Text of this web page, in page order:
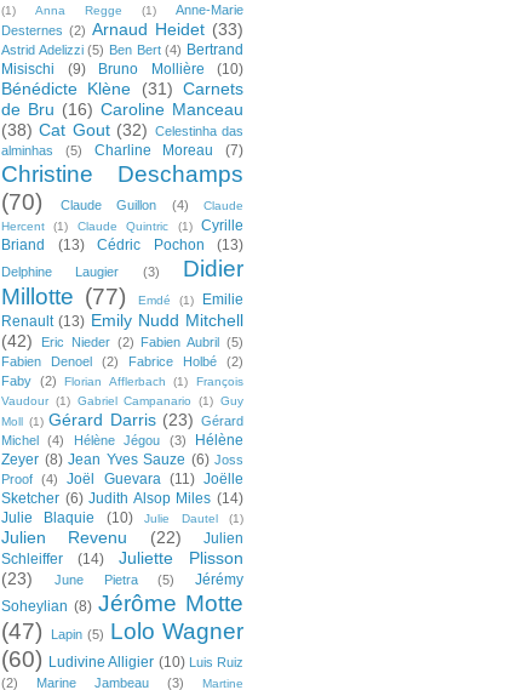
(1)
Anna Regge (1)
Anne-Marie
Desternes (2) Arnaud Heidet (33)
Astrid Adelizzi (5) Ben Bert (4) Bertrand
Misischi
(9) Bruno Mollière (10)
Bénédicte Klène (31) Carnets
de Bru (16) Caroline Manceau
(38) Cat Gout (32) Celestinha das
alminhas
(5) Charline Moreau (7)
Christine Deschamps
(70)
Claude Guillon (4)
Claude
Hercent
(1) Claude Quintric (1)
Cyrille
Briand
(13) Cédric Pochon (13)
Delphine Laugier (3)
Didier
Millotte (77) Emdé (1)
Emilie
Renault (13) Emily Nudd Mitchell
(42)
Eric Nieder (2) Fabien Aubril (5)
Fabien Denoel
(2) Fabrice Holbé
(2)
Faby (2) Florian Afflerbach (1)
François
Vaudour (1) Gabriel Campanario (1) Guy
Moll (1) Gérard Darris (23) Gérard
Michel
(4) Hélène Jégou (3)
Hélène
Zeyer (8) Jean Yves Sauze (6) Joss
Proof
(4) Joël Guevara (11) Joëlle
Sketcher (6) Judith Alsop Miles (14)
Julie Blaquie
(10) Julie Dautel (1)
Julien Revenu (22)
Julien
Schleiffer
(14)
Juliette Plisson
(23)
June Pietra (5)
Jérémy
Soheylian (8) Jérôme Motte
(47)
Lapin (5) Lolo Wagner
(60) Ludivine Alligier (10) Luis Ruiz
(2)
Marine Jambeau (3) Martine